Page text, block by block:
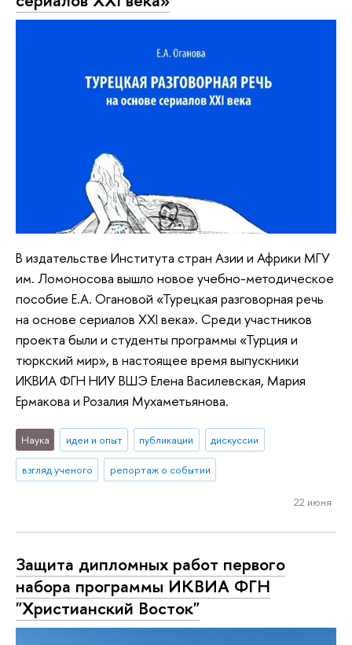
В издательстве Института стран Азии и Африки МГУ
им. Ломоносова вышло новое учебно-методическое
пособие Е.А. Огановой «Турецкая разговорная речь
на основе сериалов ХХI века». Среди участников
проекта были и студенты программы «Турция и
тюркский мир», в настоящее время выпускники
ИКВИА ФГН НИУ ВШЭ Елена Василевская, Мария
Ермакова и Розалия Мухаметьянова.
Наука идеи и опыт публикации дискуссии
взгляд ученого репортаж о событии
22 июня
Защита дипломных работ первого
набора программы ИКВИА ФГН
"Христианский Восток"